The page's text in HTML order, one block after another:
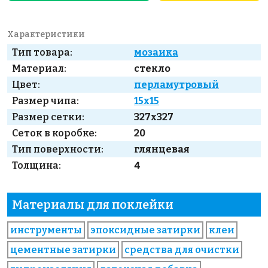
Характеристики
Тип товара:
мозаика
Материал:
стекло
Цвет:
перламутровый
Размер чипа:
15x15
Размер сетки:
327x327
Сеток в коробке:
20
Тип поверхности:
глянцевая
Толщина:
4
Материалы для поклейки
инструменты эпоксидные затирки
клеи
цементные затирки
средства для очистки